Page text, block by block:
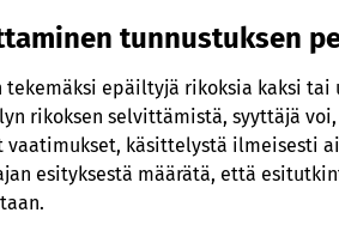
tunnustuksen
tekemäksi epäiltyjä rikoksia kaksi
rikoksen selvittämistä, syyttäjä
käsittelystä ilmeisesti
esityksestä määrätä, että